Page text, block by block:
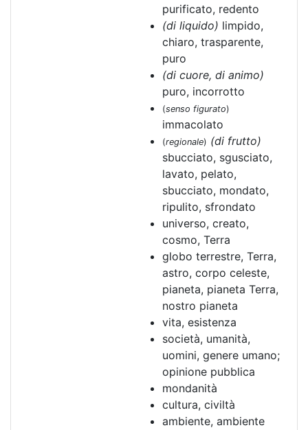
purificato, redento
(di liquido) limpido,
chiaro, trasparente,
puro
(di cuore, di animo)
puro, incorrotto
(senso figurato)
immacolato
(regionale) (di frutto)
sbucciato, sgusciato,
lavato, pelato,
sbucciato, mondato,
ripulito, sfrondato
universo, creato,
cosmo, Terra
globo terrestre, Terra,
astro, corpo celeste,
pianeta, pianeta Terra,
nostro pianeta
vita, esistenza
società, umanità,
uomini, genere umano;
opinione pubblica
mondanità
cultura, civiltà
ambiente, ambiente